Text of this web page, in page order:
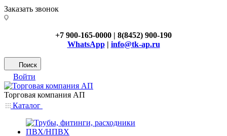
Заказать звонок
+7 900-165-0000 | 8(8452) 900-190
WhatsApp| info@tk-ap.ru
Поиск
Войти
Торговая компания АП
Каталог